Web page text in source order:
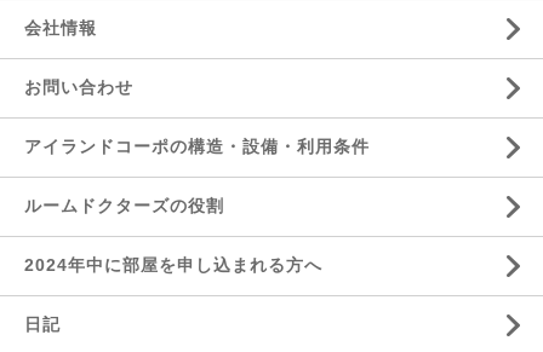
会社情報
お問い合わせ
アイランドコーポの構造・設備・利用条件
ルームドクターズの役割
2024年中に部屋を申し込まれる方へ
日記